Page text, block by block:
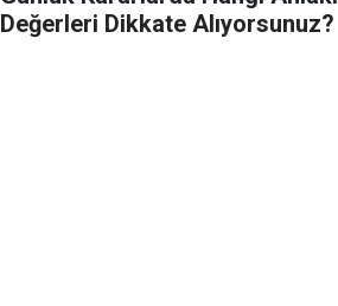
Değerleri Dikkate Alıyorsunuz?